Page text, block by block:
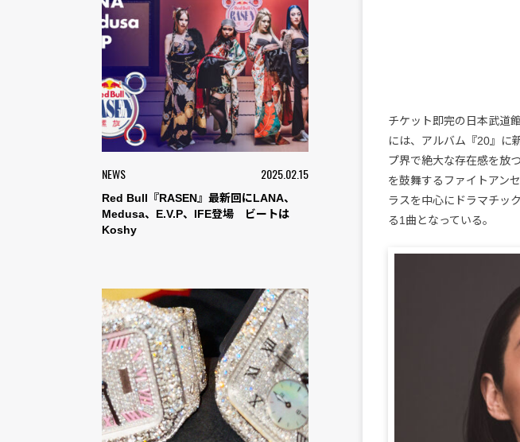
NEWS 2025.02.15
Red Bull『RASEN』最新回にLANA、
Medusa、E.V.P、IFE登場 ビートは
Koshy
チケット即完の日本武道
には、アルバム『20』に
プ界で絶大な存在感を放
を鼓舞するファイトアン
ラスを中心にドラマチッ
る1曲となっている。